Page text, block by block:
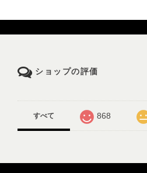
ショップの評価
すべて 868